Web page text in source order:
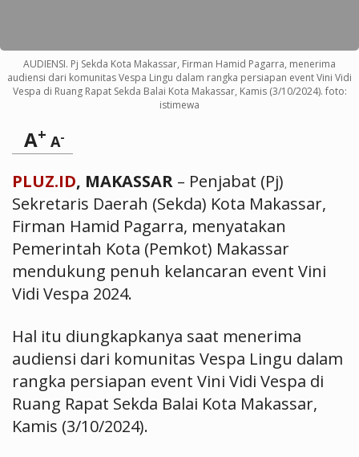
AUDIENSI. Pj Sekda Kota Makassar, Firman Hamid Pagarra, menerima
audiensi dari komunitas Vespa Lingu dalam rangka persiapan event Vini Vidi
Vespa di Ruang Rapat Sekda Balai Kota Makassar, Kamis (3/10/2024). foto:
istimewa
A+ A-
PLUZ.ID, MAKASSAR – Penjabat (Pj)
Sekretaris Daerah (Sekda) Kota Makassar,
Firman Hamid Pagarra, menyatakan
Pemerintah Kota (Pemkot) Makassar
mendukung penuh kelancaran event Vini
Vidi Vespa 2024.
Hal itu diungkapkanya saat menerima
audiensi dari komunitas Vespa Lingu dalam
rangka persiapan event Vini Vidi Vespa di
Ruang Rapat Sekda Balai Kota Makassar,
Kamis (3/10/2024).